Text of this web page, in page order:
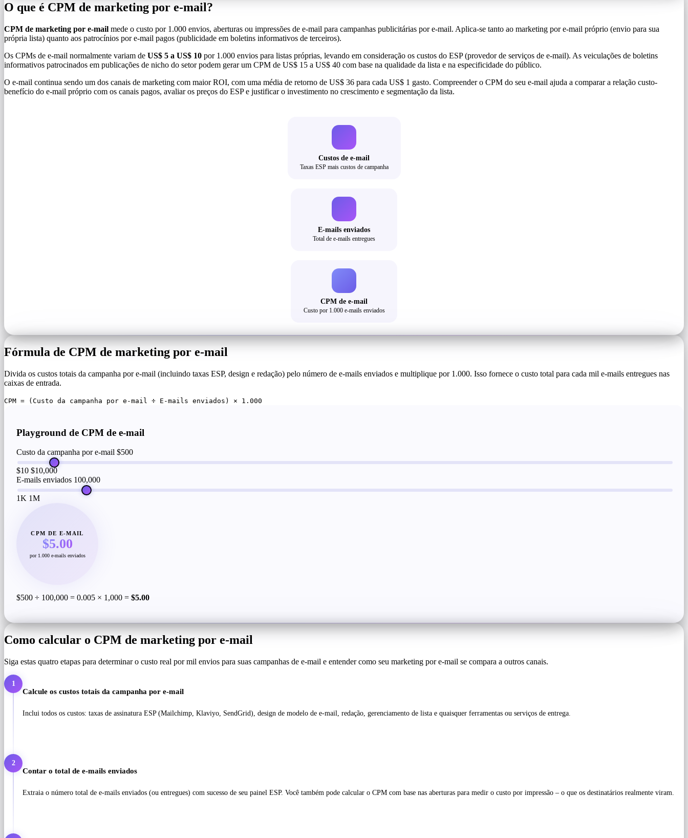
Número de impressões
O que é CPM de marketing por e-mail?
CPM de marketing por e-mail mede o custo por 1.000 envios, aberturas ou impressões de e-mail para campanhas publicitárias por e-mail. Aplica-se tanto ao marketing por e-mail próprio (envio para sua
própria lista) quanto aos patrocínios por e-mail pagos (publicidade em boletins informativos de terceiros).
Os CPMs de e-mail normalmente variam de US$ 5 a US$ 10 por 1.000 envios para listas próprias, levando em consideração os custos do ESP (provedor de serviços de e-mail). As veiculações de boletins
informativos patrocinados em publicações de nicho do setor podem gerar um CPM de US$ 15 a US$ 40 com base na qualidade da lista e na especificidade do público.
O e-mail continua sendo um dos canais de marketing com maior ROI, com uma média de retorno de US$ 36 para cada US$ 1 gasto. Compreender o CPM do seu e-mail ajuda a comparar a relação custo-
benefício do e-mail próprio com os canais pagos, avaliar os preços do ESP e justificar o investimento no crescimento e segmentação da lista.
Custos de e-mail
Taxas ESP mais custos de campanha
E-mails enviados
Total de e-mails entregues
CPM de e-mail
Custo por 1.000 e-mails enviados
Fórmula de CPM de marketing por e-mail
Divida os custos totais da campanha por e-mail (incluindo taxas ESP, design e redação) pelo número de e-mails enviados e multiplique por 1.000. Isso fornece o custo total para cada mil e-mails entregues nas
caixas de entrada.
CPM = (Custo da campanha por e-mail ÷ E-mails enviados) × 1.000
Playground de CPM de e-mail
Custo da campanha por e-mail $500
$10 $10,000
E-mails enviados 100,000
1K 1M
CPM DE E-MAIL
$5.00
por 1.000 e-mails enviados
$500 ÷ 100,000 = 0.005 × 1,000 = $5.00
Como calcular o CPM de marketing por e-mail
Siga estas quatro etapas para determinar o custo real por mil envios para suas campanhas de e-mail e entender como seu marketing por e-mail se compara a outros canais.
1
Calcule os custos totais da campanha por e-mail
Inclui todos os custos: taxas de assinatura ESP (Mailchimp, Klaviyo, SendGrid), design de modelo de e-mail, redação, gerenciamento de lista e quaisquer ferramentas ou serviços de entrega.
2
Contar o total de e-mails enviados
Extraia o número total de e-mails enviados (ou entregues) com sucesso de seu painel ESP. Você também pode calcular o CPM com base nas aberturas para medir o custo por impressão – o que os destinatários realmente viram.